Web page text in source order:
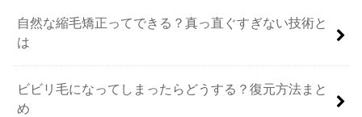
自然な縮毛矯正ってできる？真っ直ぐすぎない技術と
は
ビビリ毛になってしまったらどうする？復元方法まと
め